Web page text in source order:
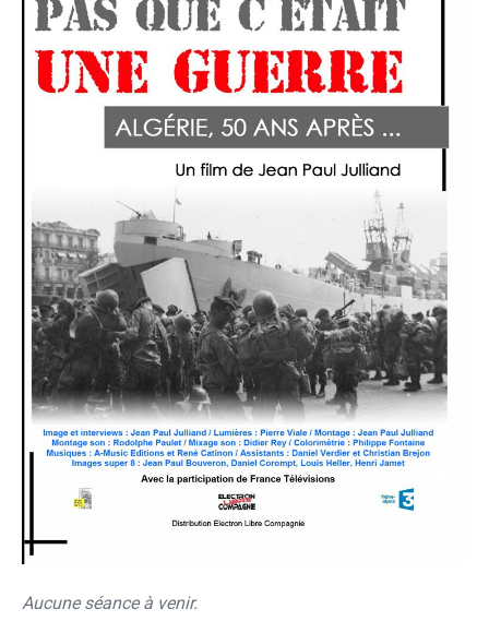
Aucune séance à venir.